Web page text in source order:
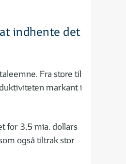
indhente det
Fra store til
markant i
for 3,5 mia. dollars
også tiltrak stor